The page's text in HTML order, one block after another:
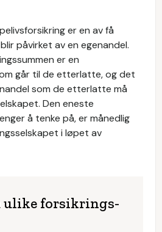
er en av få
påvirket av en egenandel.
er en
går til de etterlatte, og det
som de etterlatte må
Den eneste
å tenke på, er månedlig
i løpet av
ulike forsikrings­